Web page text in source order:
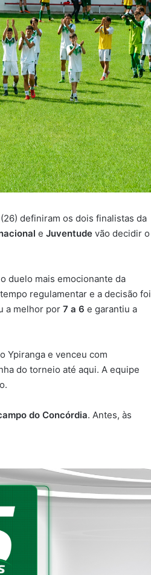
definiram os dois finalistas da
eJuventude vão decidir o
duelo mais emocionante da
regulamentar e a decisão foi
a melhor por7 a 6 e garantiu a
Ypiranga e venceu com
do torneio até aqui. A equipe
do Concórdia. Antes, às